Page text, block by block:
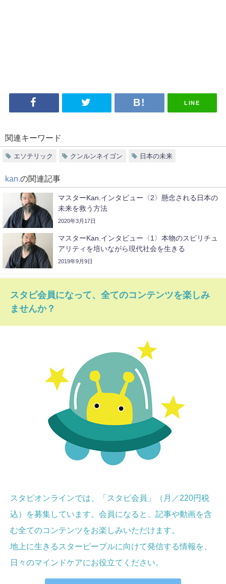
LINE
関連キーワード
エソテリック クンルンネイゴン 日本の未来
kan.の関連記事
マスターKan.インタビュー〈2〉懸念される日本の
未来を救う方法
2020年3月17日
マスターKan.インタビュー〈1〉本物のスピリチュ
アリティを培いながら現代社会を生きる
2019年9月9日
スタピ会員になって、全てのコンテンツを楽しみ
ませんか？
スタピオンラインでは、「スタピ会員」（月／220円税
込）を募集しています。会員になると、記事や動画を含
む全てのコンテンツをお楽しみいただけます。
地上に生きるスターピープルに向けて発信する情報を、
日々のマインドケアにお役立てください。